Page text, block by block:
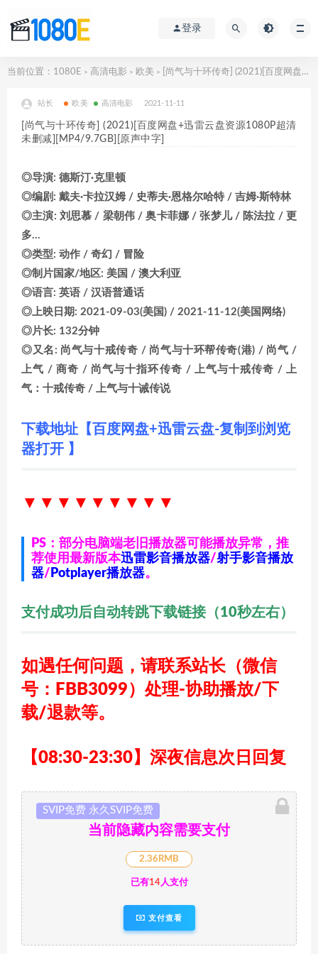
登录
当前位置： 1080E > 高清电影 > 欧美 > [尚气与十环传奇] (2021)[百度网盘+迅雷云盘资源1080P超清未删减][MP4/9.7GB][原声中字]
站长 欧美 高清电影 2021-11-11
[尚气与十环传奇] (2021)[百度网盘+迅雷云盘资源1080P超清
未删减][MP4/9.7GB][原声中字]
◎导演: 德斯汀·克里顿
◎编剧: 戴夫·卡拉汉姆 / 史蒂夫·恩格尔哈特 / 吉姆·斯特林
◎主演: 刘思慕 / 梁朝伟 / 奥卡菲娜 / 张梦儿 / 陈法拉 / 更
多…
◎类型: 动作 / 奇幻 / 冒险
◎制片国家/地区: 美国 / 澳大利亚
◎语言: 英语 / 汉语普通话
◎上映日期: 2021-09-03(美国) / 2021-11-12(美国网络)
◎片长: 132分钟
◎又名: 尚气与十戒传奇 / 尚气与十环帮传奇(港) / 尚气 /
上气 / 商奇 / 尚气与十指环传奇 / 上气与十戒传奇 / 上
气：十戒传奇 / 上气与十诫传说
下载地址【百度网盘+迅雷云盘-复制到浏览
器打开 】
▼▼▼▼▼▼ ▼▼▼
PS：部分电脑端老旧播放器可能播放异常，推
荐使用最新版本迅雷影音播放器/射手影音播放
器/ Potplayer播放器。
支付成功后自动转跳下载链接（10秒左右）
如遇任何问题，请联系站长（微信
号：FBB3099） 处理-协助播放/下
载/退款等。
【08:30-23:30】深夜信息次日回复
SVIP免费 永久SVIP免费
当前隐藏内容需要支付
2.36RMB
已有14人支付
支付查看